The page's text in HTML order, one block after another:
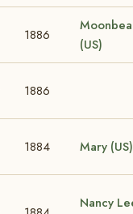
1886
(US)
1886
1884 Mary (US)
Nancy